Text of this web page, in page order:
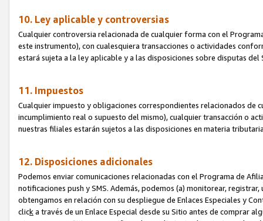
10. Ley aplicable y controversias
Cualquier controversia relacionada de cualquier forma con el
este instrumento), con cualesquiera transacciones o actividades
estará sujeta a la ley aplicable y a las disposiciones sobre disputas
11. Impuestos
Cualquier impuesto y obligaciones correspondientes relacionados de
incumplimiento real o supuesto del mismo), cualquier transacción o
nuestras filiales estarán sujetos a las disposiciones en materia
12. Disposiciones adicionales
Podemos enviar comunicaciones relacionadas con el Programa de
notificaciones push y SMS. Además, podemos (a) monitorear,
obtengamos en relación con su despliegue de Enlaces Especiales y
clicka través de un Enlace Especial desde su Sitio antes de comprar